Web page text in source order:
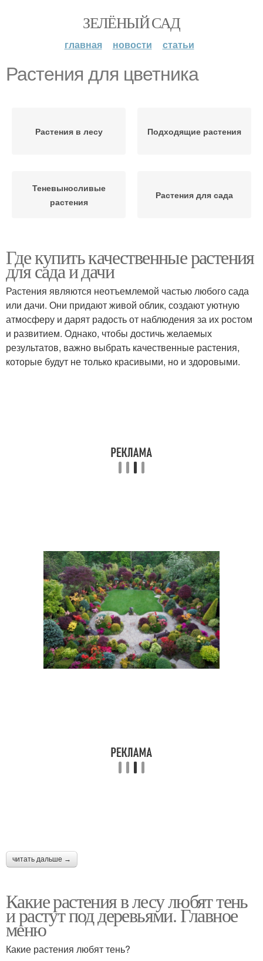
ЗЕЛЁНЫЙ САД
главная новости статьи
Растения для цветника
Растения в лесу Подходящие растения
Теневыносливые
растения
Растения для сада
Где купить качественные растения
для сада и дачи
Растения являются неотъемлемой частью любого сада
или дачи. Они придают живой облик, создают уютную
атмосферу и дарят радость от наблюдения за их ростом
и развитием. Однако, чтобы достичь желаемых
результатов, важно выбрать качественные растения,
которые будут не только красивыми, но и здоровыми.
читать дальше →
Какие растения в лесу любят тень
и растут под деревьями. Главное
меню
Какие растения любят тень?